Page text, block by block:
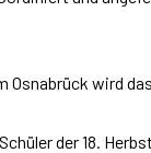
wird
der 18.